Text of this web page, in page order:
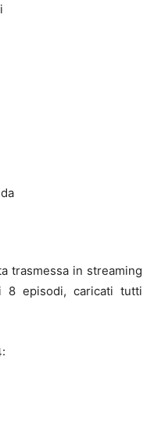
trasmessa in streaming
8 episodi, caricati tutti